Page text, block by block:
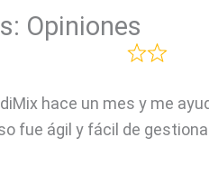
Opiniones
hace un mes y me
fue ágil y fácil de